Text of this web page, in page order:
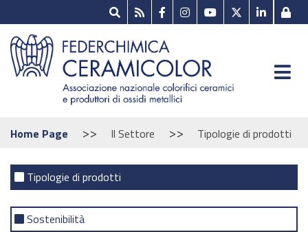
Home Page >> Il Settore >> Tipologie di prodotti
Tipologie di prodotti
Sostenibilità